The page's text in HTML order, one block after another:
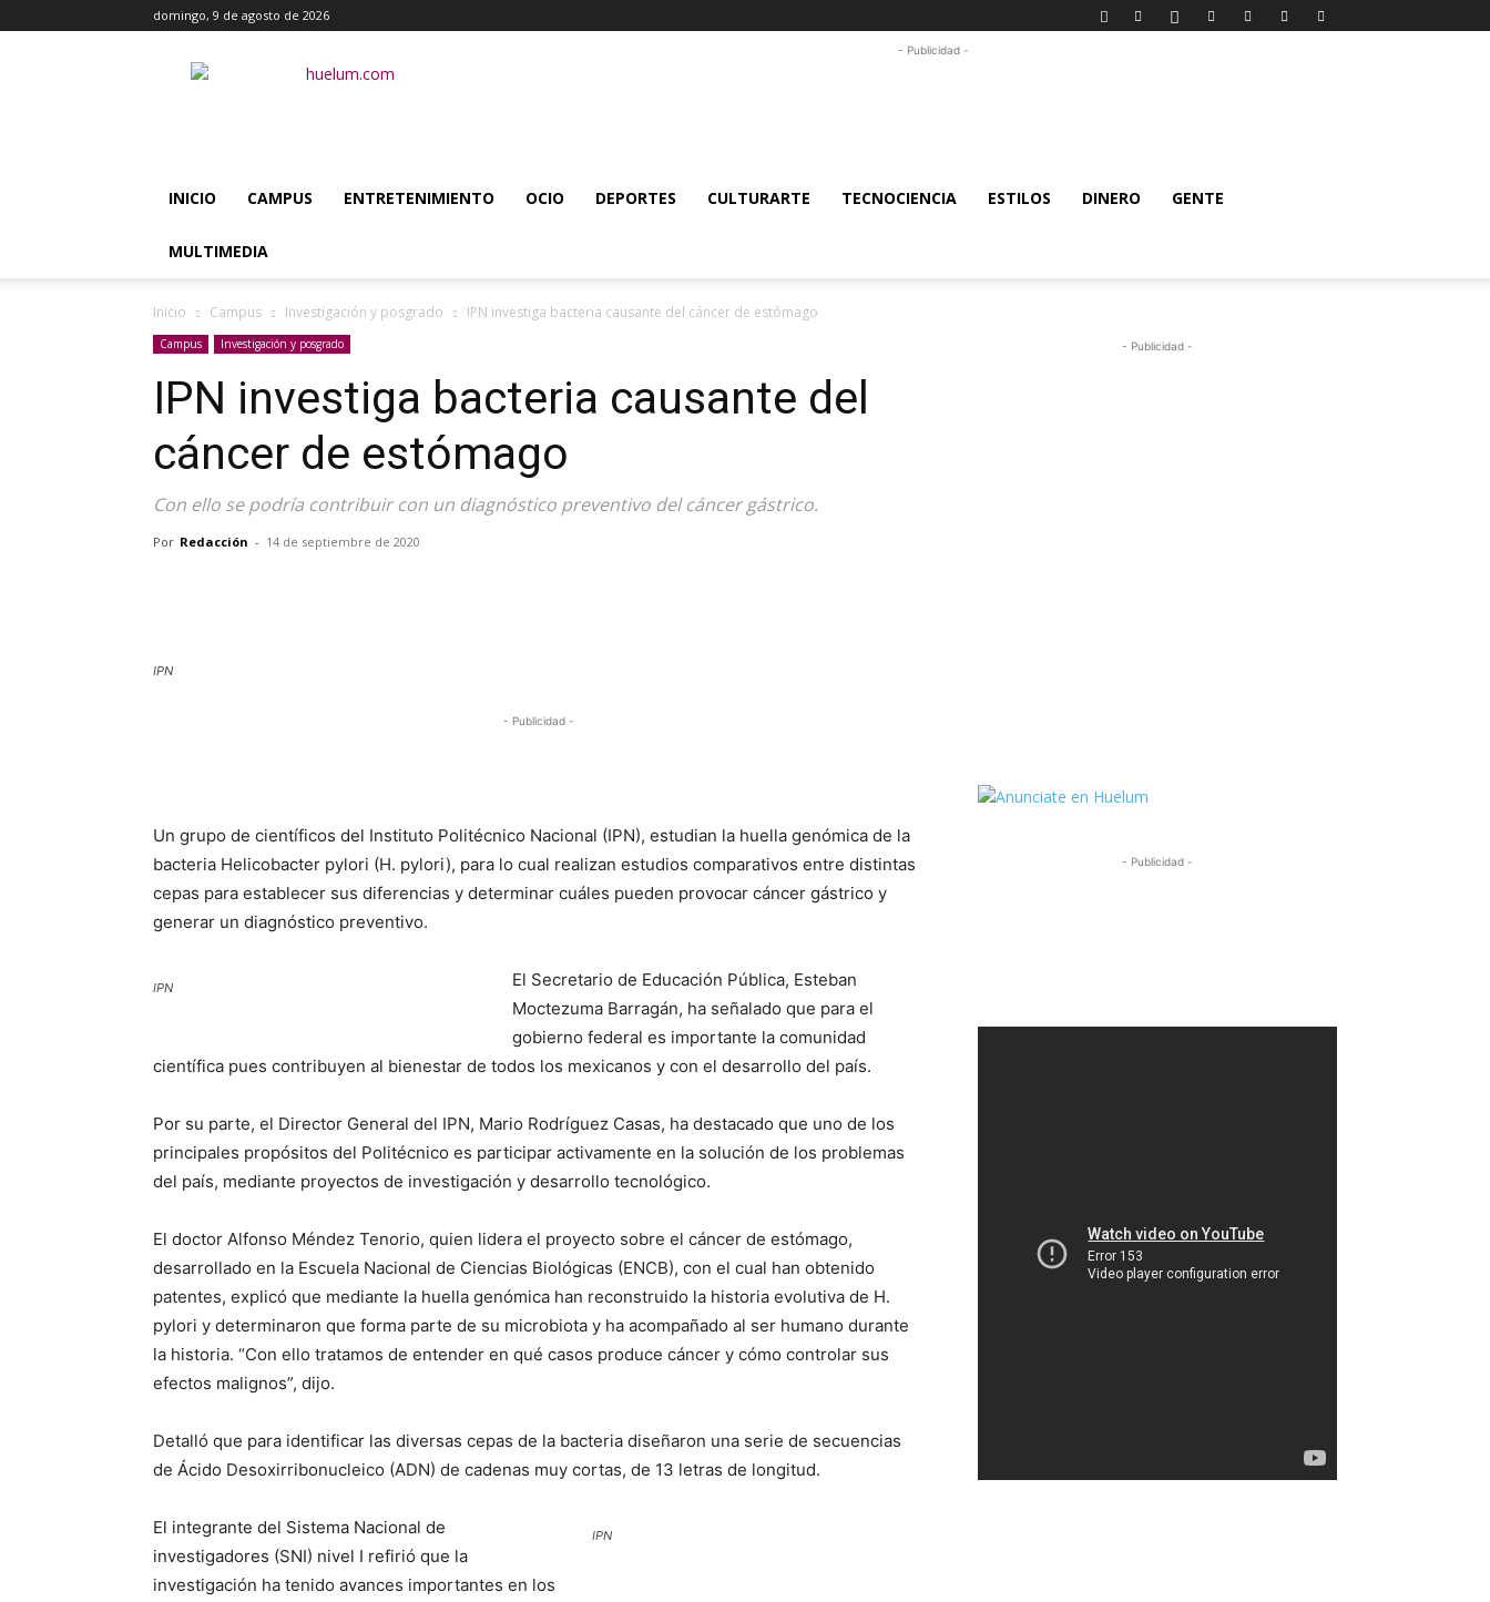
domingo, 9 de agosto de 2026
Huélum
- Publicidad -
INICIO CAMPUS ENTRETENIMIENTO OCIO DEPORTES CULTURARTE TECNOCIENCIA ESTILOS DINERO GENTE
MULTIMEDIA
Inicio Campus Investigación y posgrado IPN investiga bacteria causante del cáncer de estómago
Campus Investigación y posgrado
IPN investiga bacteria causante del
cáncer de estómago
Con ello se podría contribuir con un diagnóstico preventivo del cáncer gástrico.
Por Redacción - 14 de septiembre de 2020
IPN
- Publicidad -
Un grupo de científicos del Instituto Politécnico Nacional (IPN), estudian la huella genómica de la
bacteria Helicobacter pylori (H. pylori), para lo cual realizan estudios comparativos entre distintas
cepas para establecer sus diferencias y determinar cuáles pueden provocar cáncer gástrico y
generar un diagnóstico preventivo.
IPN
El Secretario de Educación Pública, Esteban
Moctezuma Barragán, ha señalado que para el
gobierno federal es importante la comunidad
científica pues contribuyen al bienestar de todos los mexicanos y con el desarrollo del país.
Por su parte, el Director General del IPN, Mario Rodríguez Casas, ha destacado que uno de los
principales propósitos del Politécnico es participar activamente en la solución de los problemas
del país, mediante proyectos de investigación y desarrollo tecnológico.
El doctor Alfonso Méndez Tenorio, quien lidera el proyecto sobre el cáncer de estómago,
desarrollado en la Escuela Nacional de Ciencias Biológicas (ENCB), con el cual han obtenido
patentes, explicó que mediante la huella genómica han reconstruido la historia evolutiva de H.
pylori y determinaron que forma parte de su microbiota y ha acompañado al ser humano durante
la historia. “Con ello tratamos de entender en qué casos produce cáncer y cómo controlar sus
efectos malignos”, dijo.
Detalló que para identificar las diversas cepas de la bacteria diseñaron una serie de secuencias
de Ácido Desoxirribonucleico (ADN) de cadenas muy cortas, de 13 letras de longitud.
IPN
El integrante del Sistema Nacional de
investigadores (SNI) nivel I refirió que la
investigación ha tenido avances importantes en los
- Publicidad -
- Publicidad -